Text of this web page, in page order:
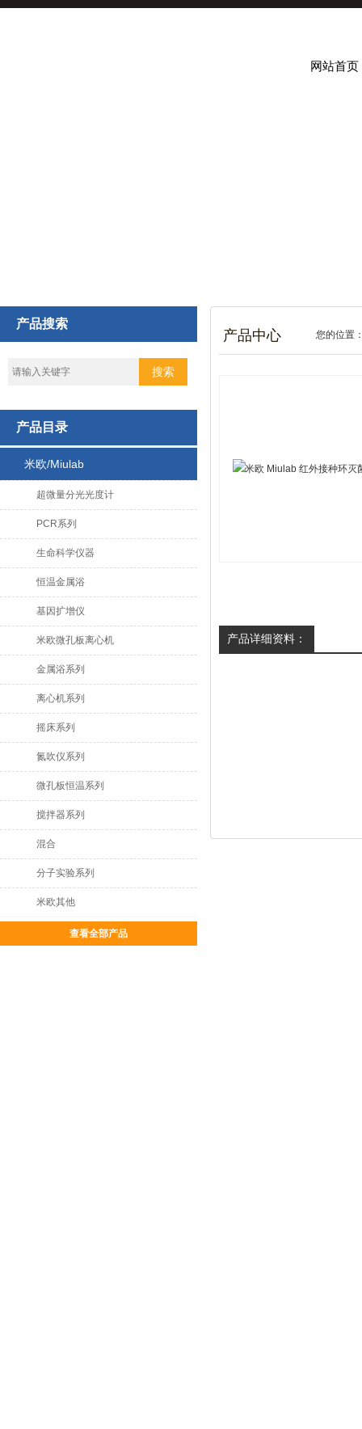
网站首页
产品搜索
产品目录
米欧/Miulab
超微量分光光度计
PCR系列
生命科学仪器
恒温金属浴
基因扩增仪
米欧微孔板离心机
金属浴系列
离心机系列
摇床系列
氮吹仪系列
微孔板恒温系列
搅拌器系列
混合
分子实验系列
米欧其他
查看全部产品
产品中心 您的位置
产品详细资料：